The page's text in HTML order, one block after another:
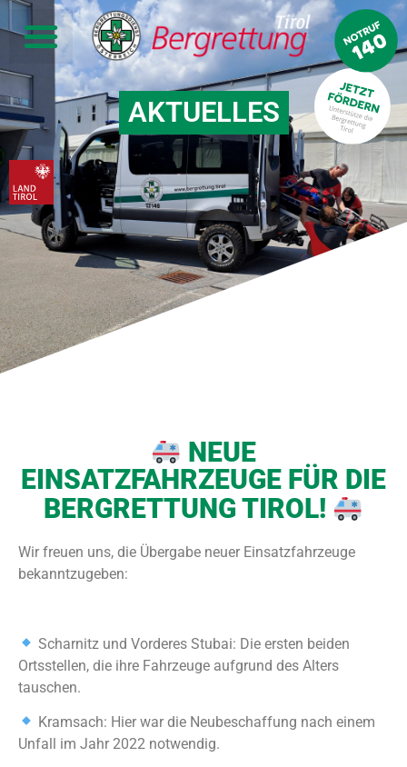
AKTUELLES
NEUE
EINSATZFAHRZEUGE FÜR DIE
BERGRETTUNG TIROL!
Wir freuen uns, die Übergabe neuer Einsatzfahrzeuge
bekanntzugeben:
Scharnitz und Vorderes Stubai: Die ersten beiden
Ortsstellen, die ihre Fahrzeuge aufgrund des Alters
tauschen.
Kramsach: Hier war die Neubeschaffung nach einem
Unfall im Jahr 2022 notwendig.